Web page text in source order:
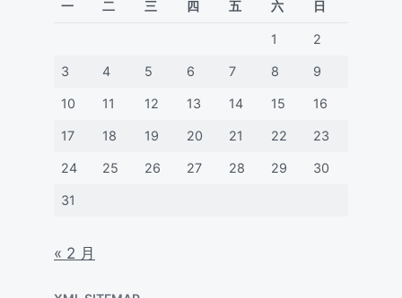
一 二 三 四 五 六 日
1 2
3 4 5 6 7 8 9
10 11 12 13 14 15 16
17 18 19 20 21 22 23
24 25 26 27 28 29 30
31
« 2 月